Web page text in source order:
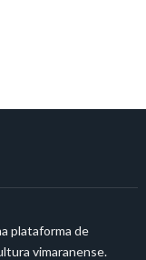
plataforma de
vimaranense.